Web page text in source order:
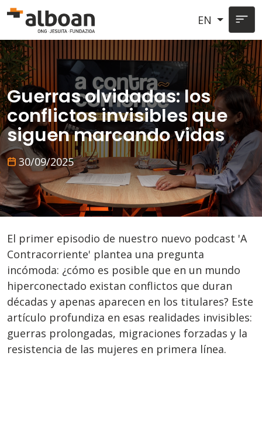
Skip to main content
EN
Guerras olvidadas: los
conflictos invisibles que
siguen marcando vidas
30/09/2025
El primer episodio de nuestro nuevo podcast 'A
Contracorriente' plantea una pregunta
incómoda: ¿cómo es posible que en un mundo
hiperconectado existan conflictos que duran
décadas y apenas aparecen en los titulares? Este
artículo profundiza en esas realidades invisibles:
guerras prolongadas, migraciones forzadas y la
resistencia de las mujeres en primera línea.